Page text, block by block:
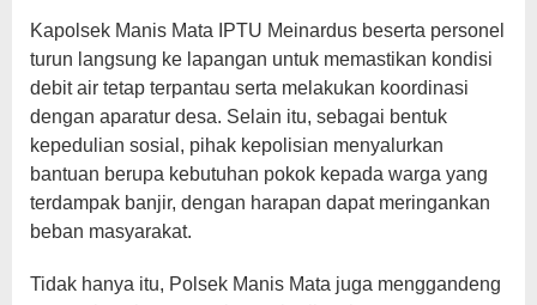
Kapolsek Manis Mata IPTU Meinardus beserta personel
turun langsung ke lapangan untuk memastikan kondisi
debit air tetap terpantau serta melakukan koordinasi
dengan aparatur desa. Selain itu, sebagai bentuk
kepedulian sosial, pihak kepolisian menyalurkan
bantuan berupa kebutuhan pokok kepada warga yang
terdampak banjir, dengan harapan dapat meringankan
beban masyarakat.
Tidak hanya itu, Polsek Manis Mata juga menggandeng